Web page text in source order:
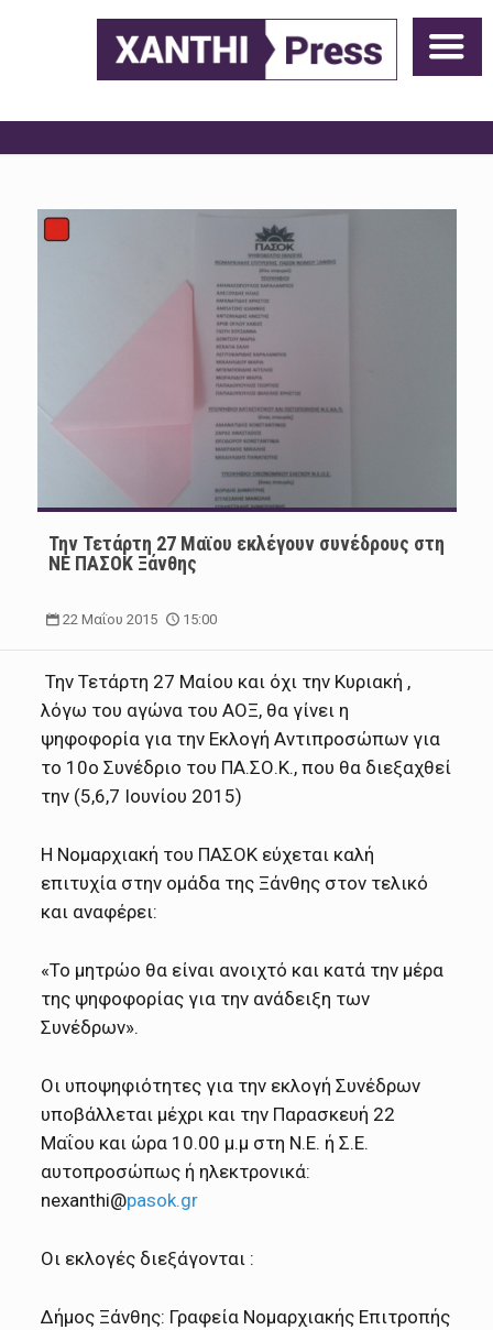
Την Τετάρτη 27 Μαϊου εκλέγουν συνέδρους στη
ΝΕ ΠΑΣΟΚ Ξάνθης
22 Μαΐου 2015 15:00
Την Τετάρτη 27 Μαίου και όχι την Κυριακή ,
λόγω του αγώνα του ΑΟΞ, θα γίνει η
ψηφοφορία για την Εκλογή Αντιπροσώπων για
το 10ο Συνέδριο του ΠΑ.ΣΟ.Κ., που θα διεξαχθεί
την (5,6,7 Ιουνίου 2015)
Η Νομαρχιακή του ΠΑΣΟΚ εύχεται καλή
επιτυχία στην ομάδα της Ξάνθης στον τελικό
και αναφέρει:
«Το μητρώο θα είναι ανοιχτό και κατά την μέρα
της ψηφοφορίας για την ανάδειξη των
Συνέδρων».
Οι υποψηφιότητες για την εκλογή Συνέδρων
υποβάλλεται μέχρι και την Παρασκευή 22
Μαΐου και ώρα 10.00 μ.μ στη Ν.Ε. ή Σ.Ε.
αυτοπροσώπως ή ηλεκτρονικά:
nexanthi@pasok.gr
Οι εκλογές διεξάγονται :
Δήμος Ξάνθης: Γραφεία Νομαρχιακής Επιτροπής